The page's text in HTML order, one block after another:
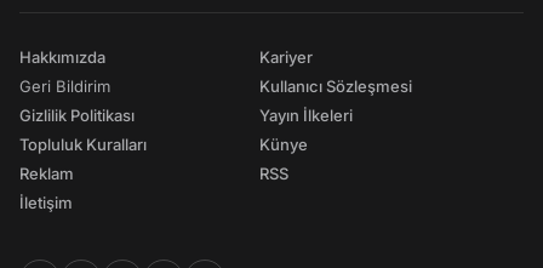
Hakkımızda
Geri Bildirim
Gizlilik Politikası
Topluluk Kuralları
Reklam
İletişim
Kariyer
Kullanıcı Sözleşmesi
Yayın İlkeleri
Künye
RSS